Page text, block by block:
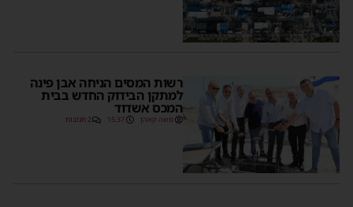
רשות המסים הניחה אבן פינה
למתקן הבידוק החדש בבית
המכס אשדוד
משה קאהן 15:37 2 תגובות